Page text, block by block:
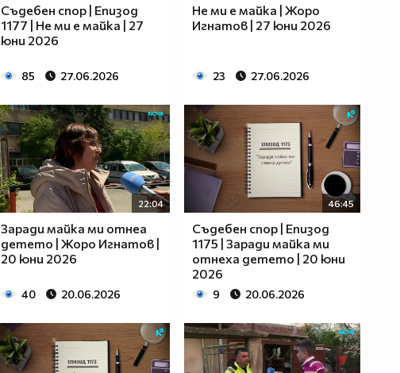
Съдебен спор | Епизод
1177 | Не ми е майка | 27
юни 2026
85 27.06.2026
Не ми е майка | Жоро
Игнатов | 27 юни 2026
23 27.06.2026
22:04
Заради майка ми отнеа
детето | Жоро Игнатов |
20 юни 2026
40 20.06.2026
46:45
Съдебен спор | Епизод
1175 | Заради майка ми
отнеха детето | 20 юни
2026
9 20.06.2026